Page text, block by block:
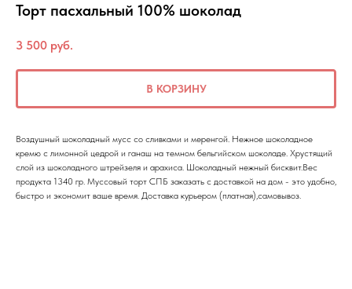
Торт пасхальный 100% шоколад
3 500 руб.
В КОРЗИНУ
Воздушный шоколадный мусс со сливками и меренгой. Нежное шоколадное
кремю с лимонной цедрой и ганаш на темном бельгийском шоколаде. Хрустящий
слой из шоколадного штрейзеля и арахиса. Шоколадный нежный бисквит.Вес
продукта 1340 гр. Муссовый торт СПБ заказать с доставкой на дом - это удобно,
быстро и экономит ваше время. Доставка курьером (платная),самовывоз.